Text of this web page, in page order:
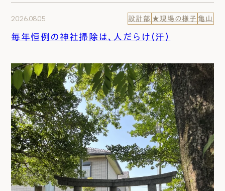
2026.08.05 設計部 ★現場の様子 亀山
毎年恒例の神社掃除は、人だらけ（汗）